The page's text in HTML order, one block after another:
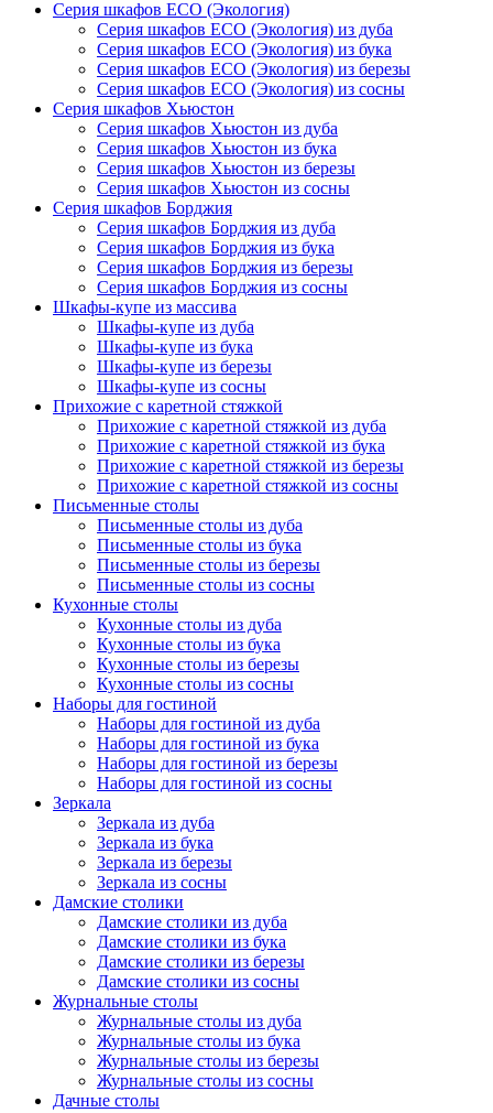
Серия шкафов ECO (Экология)
Серия шкафов ECO (Экология) из дуба
Серия шкафов ECO (Экология) из бука
Серия шкафов ECO (Экология) из березы
Серия шкафов ECO (Экология) из сосны
Серия шкафов Хьюстон
Серия шкафов Хьюстон из дуба
Серия шкафов Хьюстон из бука
Серия шкафов Хьюстон из березы
Серия шкафов Хьюстон из сосны
Серия шкафов Борджия
Серия шкафов Борджия из дуба
Серия шкафов Борджия из бука
Серия шкафов Борджия из березы
Серия шкафов Борджия из сосны
Шкафы-купе из массива
Шкафы-купе из дуба
Шкафы-купе из бука
Шкафы-купе из березы
Шкафы-купе из сосны
Прихожие с каретной стяжкой
Прихожие с каретной стяжкой из дуба
Прихожие с каретной стяжкой из бука
Прихожие с каретной стяжкой из березы
Прихожие с каретной стяжкой из сосны
Письменные столы
Письменные столы из дуба
Письменные столы из бука
Письменные столы из березы
Письменные столы из сосны
Кухонные столы
Кухонные столы из дуба
Кухонные столы из бука
Кухонные столы из березы
Кухонные столы из сосны
Наборы для гостиной
Наборы для гостиной из дуба
Наборы для гостиной из бука
Наборы для гостиной из березы
Наборы для гостиной из сосны
Зеркала
Зеркала из дуба
Зеркала из бука
Зеркала из березы
Зеркала из сосны
Дамские столики
Дамские столики из дуба
Дамские столики из бука
Дамские столики из березы
Дамские столики из сосны
Журнальные столы
Журнальные столы из дуба
Журнальные столы из бука
Журнальные столы из березы
Журнальные столы из сосны
Дачные столы